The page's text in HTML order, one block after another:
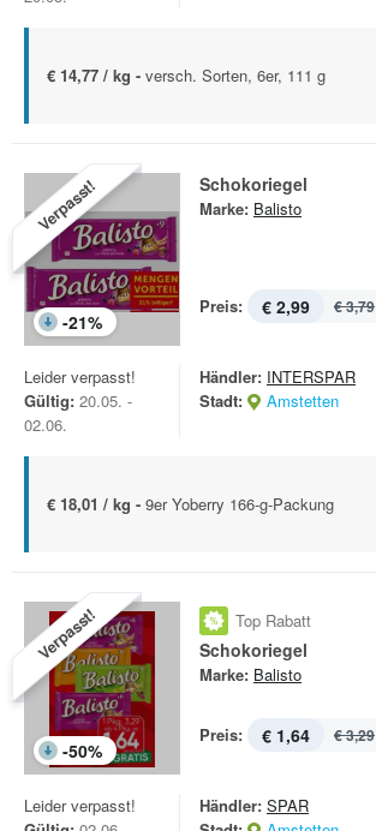
€ 14,77 / kg - versch. Sorten, 6er, 111 g
Verpasst!
-21%
Schokoriegel
Marke: Balisto
Preis: € 2,99 € 3,79
Leider verpasst!
Gültig: 20.05. -
02.06.
Händler: INTERSPAR
Stadt:
Amstetten
€ 18,01 / kg - 9er Yoberry 166-g-Packung
Verpasst!
-50%
Top Rabatt
Schokoriegel
Marke: Balisto
Preis: € 1,64 € 3,29
Leider verpasst!
Händler: SPAR